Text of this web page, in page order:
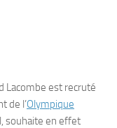
Lacombe est recruté
de l’Olympique
souhaite en effet